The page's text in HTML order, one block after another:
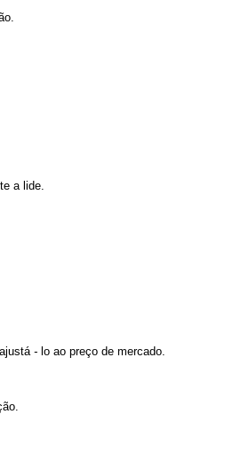
a lide.
- lo ao preço de mercado.